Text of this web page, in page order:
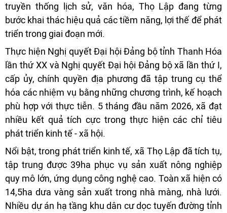
truyền thống lịch sử, văn hóa, Thọ Lập đang từng
bước khai thác hiệu quả các tiềm năng, lợi thế để phát
triển trong giai đoạn mới.
Thực hiện Nghị quyết Đại hội Đảng bộ tỉnh Thanh Hóa
lần thứ XX và Nghị quyết Đại hội Đảng bộ xã lần thứ I,
cấp ủy, chính quyền địa phương đã tập trung cụ thể
hóa các nhiệm vụ bằng những chương trình, kế hoạch
phù hợp với thực tiễn. 5 tháng đầu năm 2026, xã đạt
nhiều kết quả tích cực trong thực hiện các chỉ tiêu
phát triển kinh tế - xã hội.
Nổi bật, trong phát triển kinh tế, xã Thọ Lập đã tích tụ,
tập trung được 39ha phục vụ sản xuất nông nghiệp
quy mô lớn, ứng dụng công nghệ cao. Toàn xã hiện có
14,5ha dưa vàng sản xuất trong nhà màng, nhà lưới.
Nhiều dự án hạ tầng khu dân cư dọc tuyến đường tỉnh